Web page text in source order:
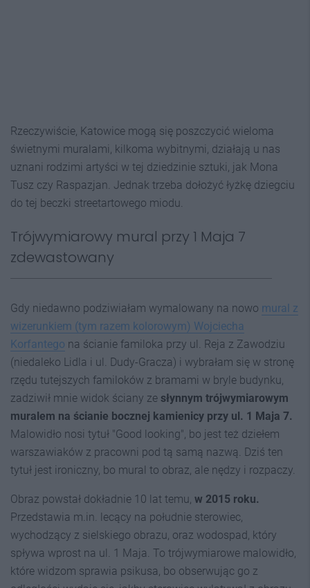
Rzeczywiście, Katowice mogą się poszczycić wieloma
świetnymi muralami, kilkoma wybitnymi, działają u nas
uznani rodzimi artyści w tej dziedzinie sztuki, jak Mona
Tusz czy Raspazjan. Jednak trzeba dołożyć łyżkę dziegciu
do tej beczki streetartowego miodu.
Trójwymiarowy mural przy 1 Maja 7
zdewastowany
Gdy niedawno podziwiałam wymalowany na nowo mural z
wizerunkiem (tym razem kolorowym) Wojciecha
Korfantego na ścianie familoka przy ul. Reja z Zawodziu
(niedaleko Lidla i ul. Dudy-Gracza) i wybrałam się w stronę
rzędu tutejszych familoków z bramami w bryle budynku,
zadziwił mnie widok ściany ze słynnym trójwymiarowym
muralem na ścianie bocznej kamienicy przy ul. 1 Maja 7.
Malowidło nosi tytuł "Good looking", bo jest też dziełem
warszawiaków z pracowni pod tą samą nazwą. Dziś ten
tytuł jest ironiczny, bo mural to obraz, ale nędzy i rozpaczy.
Obraz powstał dokładnie 10 lat temu, w 2015 roku.
Przedstawia m.in. lecący na południe sterowiec,
wychodzący z sielskiego obrazu, oraz wodospad, który
spływa wprost na ul. 1 Maja. To trójwymiarowe malowidło,
które widzom sprawia psikusa, bo obserwując go z